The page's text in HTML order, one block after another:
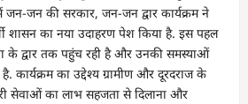
जन-जन की सरकार, जन-जन द्वार कार्यक्रम ने
शासन का नया उदाहरण पेश किया है. इस पहल
के द्वार तक पहुंच रही है और उनकी समस्याओं
कार्यक्रम का उद्देश्य ग्रामीण और दूरदराज के
सेवाओं का लाभ सहजता से दिलाना और